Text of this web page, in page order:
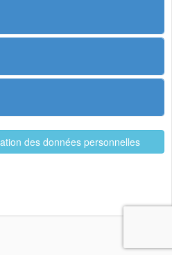
des données personnelles